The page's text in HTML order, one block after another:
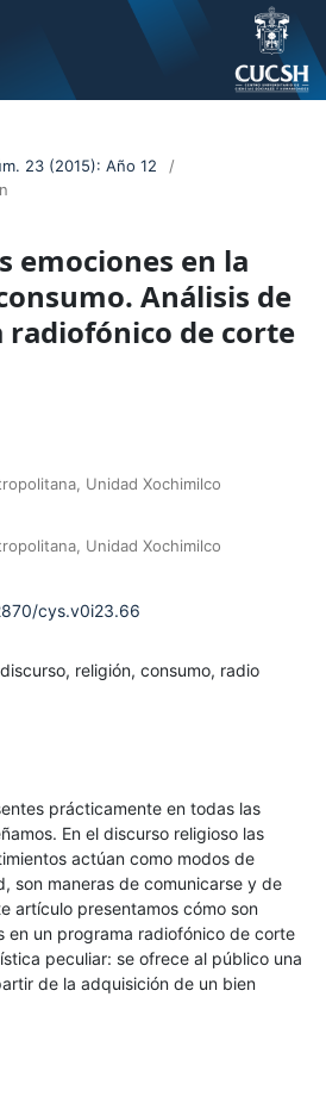
23 (2015): Año 12
/
emociones en la
Análisis de
de corte
Unidad Xochimilco
Unidad Xochimilco
cys.v0i23.66
religión, consumo, radio
prácticamente en todas las
En el discurso religioso las
actúan como modos de
son maneras de comunicarse y de
artículo presentamos cómo son
en un programa radiofónico de corte
peculiar: se ofrece al público una
de la adquisición de un bien